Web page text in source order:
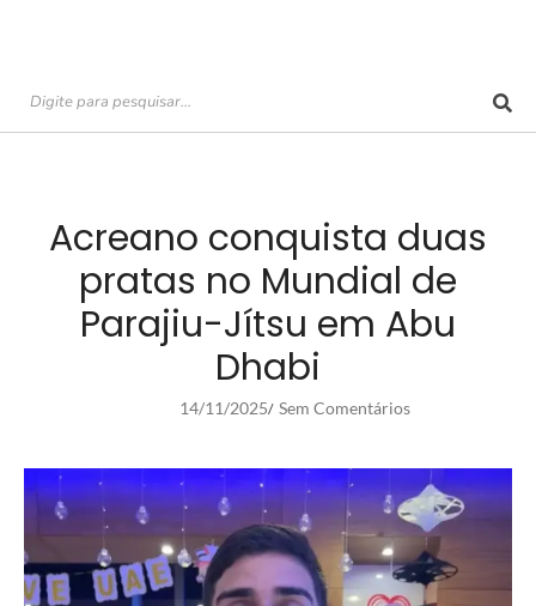
Acreano conquista duas
pratas no Mundial de
Parajiu-Jítsu em Abu
Dhabi
14/11/2025/ Sem Comentários